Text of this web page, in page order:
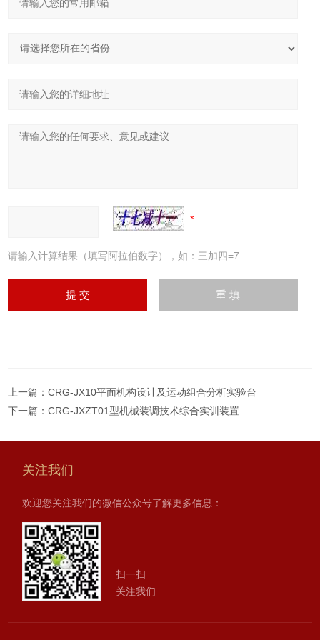
请输入计算结果（填写阿拉伯数字），如：三加四=7
上一篇：CRG-JX10平面机构设计及运动组合分析实验台
下一篇：CRG-JXZT01型机械装调技术综合实训装置
关注我们
欢迎您关注我们的微信公众号了解更多信息：
扫一扫
关注我们